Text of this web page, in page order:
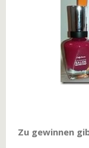
Zu gewinnen